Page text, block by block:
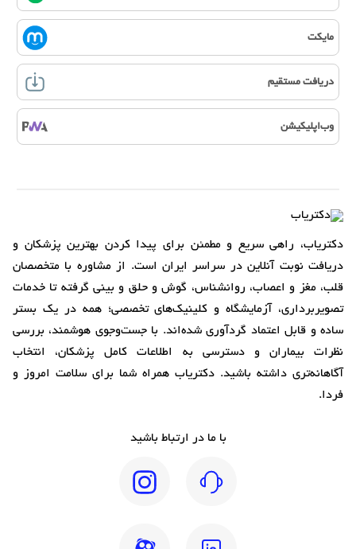
مایکت
دریافت مستقیم
وب‌اپلیکیشن
دکتریاب، راهی سریع و مطمئن برای پیدا کردن بهترین پزشکان و
دریافت نوبت آنلاین در سراسر ایران است. از مشاوره با متخصصان
قلب، مغز و اعصاب، روانشناس، گوش و حلق و بینی گرفته تا خدمات
تصویربرداری، آزمایشگاه و کلینیک‌های تخصصی؛ همه در یک بستر
ساده و قابل اعتماد گردآوری شده‌اند. با جست‌وجوی هوشمند، بررسی
نظرات بیماران و دسترسی به اطلاعات کامل پزشکان، انتخاب
آگاهانه‌تری داشته باشید. دکتریاب همراه شما برای سلامت امروز و
فردا.
با ما در ارتباط باشید